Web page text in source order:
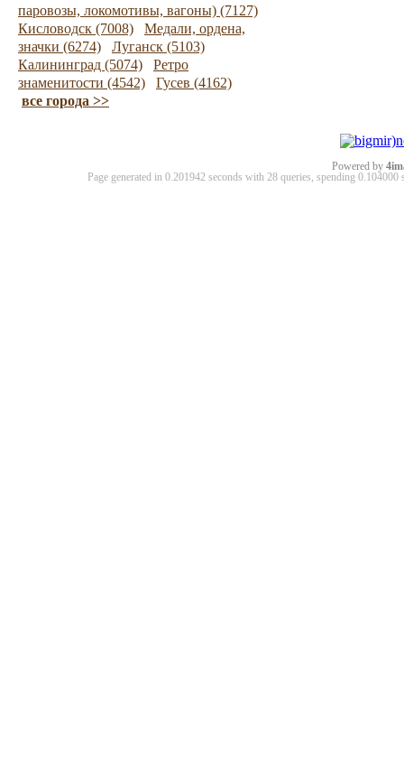
паровозы, локомотивы, вагоны) (7127)
Кисловодск (7008)
Медали, ордена,
значки (6274)
Луганск (5103)
Калининград (5074)
Ретро
знаменитости (4542)
Гусев (4162)
все города >>
Powered by
Page generated in 0.201942 seconds with 28 queries, spending